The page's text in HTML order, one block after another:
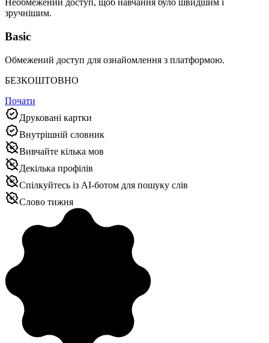
Необмежений доступ, щоб навчання було швидшим і
зручнішим.
Basic
Обмежений доступ для ознайомлення з платформою.
БЕЗКОШТОВНО
Почати
Друковані картки
Внутрішній словник
Вивчайте кілька мов
Декілька профілів
Спілкуйтесь із AI‑ботом для пошуку слів
Слово тижня